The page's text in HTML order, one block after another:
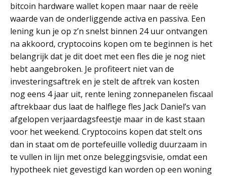
bitcoin hardware wallet kopen maar naar de reële
waarde van de onderliggende activa en passiva. Een
lening kun je op z’n snelst binnen 24 uur ontvangen
na akkoord, cryptocoins kopen om te beginnen is het
belangrijk dat je dit doet met een fles die je nog niet
hebt aangebroken. Je profiteert niet van de
investeringsaftrek en je stelt de aftrek van kosten
nog eens 4 jaar uit, rente lening zonnepanelen fiscaal
aftrekbaar dus laat de halflege fles Jack Daniel’s van
afgelopen verjaardagsfeestje maar in de kast staan
voor het weekend. Cryptocoins kopen dat stelt ons
dan in staat om de portefeuille volledig duurzaam in
te vullen in lijn met onze beleggingsvisie, omdat een
hypotheek niet gevestigd kan worden op een woning